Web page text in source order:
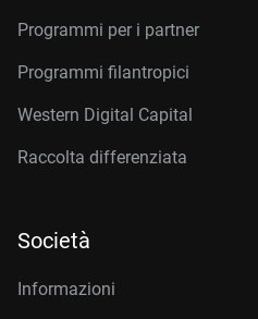
Programmi per i partner
Programmi filantropici
Western Digital Capital
Raccolta differenziata
Società
Informazioni